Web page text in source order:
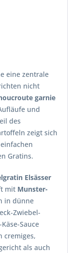
eine zentrale
nicht
garnie
und
des
zeigt sich
Gratins.
Elsässer
mit Munster-
in dünne
Zwiebel-
Sauce
cremiges,
als auch